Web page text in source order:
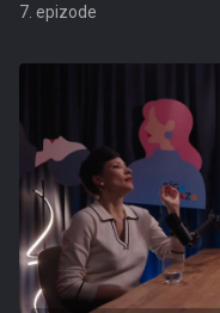
7. epizode